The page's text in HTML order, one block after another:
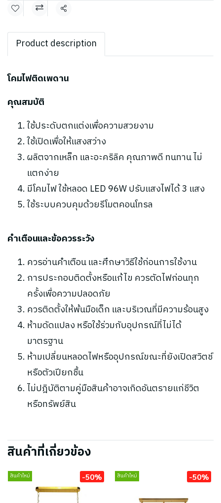
แชร์
Product description
โคมไฟติดเพดาน
คุณสมบัติ
ใช้ประดับตกแต่งเพื่อความสวยงาม
ใช้เปิดเพื่อให้แสงสว่าง
ผลิตจากเหล็ก และอะคริลิค คุณภาพดี ทนทาน ไม่
แตกง่าย
มีโคมไฟ ใช้หลอด LED 96W ปรับแสงไฟได้ 3 แสง
ใช้ระบบควบคุมด้วยรีโมตคอนโทรล
คำเตือนและข้อควรระวัง
ควรอ่านคำเตือน และศึกษาวิธีใช้ก่อนการใช้งาน
การประกอบติดตั้งหรือแก้ไข ควรตัดไฟก่อนทุก
ครั้งเพื่อความปลอดภัย
ควรติดตั้งให้พ้นมือเด็ก และบริเวณที่มีความร้อนสูง
ห้ามดัดแปลง หรือใช้ร่วมกับอุปกรณ์ที่ไม่ได้
มาตรฐาน
ห้ามเปลี่ยนหลอดไฟหรืออุปกรณ์ขณะที่ยังเปิดสวิตช์
หรือตัวเปียกชื้น
ไม่ปฎิบัติตามคู่มือสินค้าอาจเกิดอันตรายแก่ชีวิต
หรือทรัพย์สิน
สินค้าที่เกี่ยวข้อง
สินค้าใหม่ -50% สินค้าใหม่ -50%